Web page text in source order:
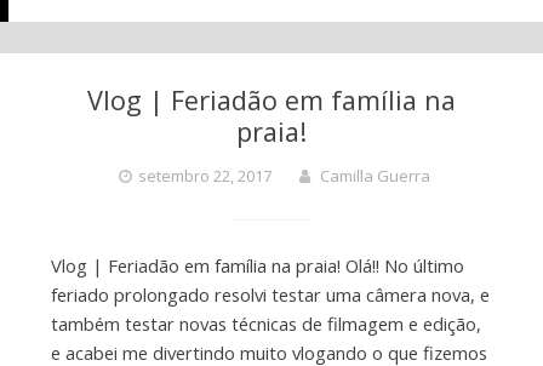
Vlog | Feriadão em família na
praia!
setembro 22, 2017 Camilla Guerra
Vlog | Feriadão em família na praia! Olá!! No último
feriado prolongado resolvi testar uma câmera nova, e
também testar novas técnicas de filmagem e edição,
e acabei me divertindo muito vlogando o que fizemos